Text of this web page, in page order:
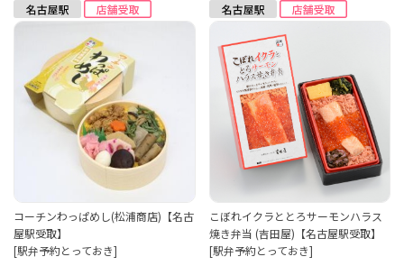
コーチンわっぱめし(松浦商店)【名古
屋駅受取】
[駅弁予約とっておき]
こぼれイクラととろサーモンハラス
焼き弁当 (吉田屋)【名古屋駅受取】
[駅弁予約とっておき]